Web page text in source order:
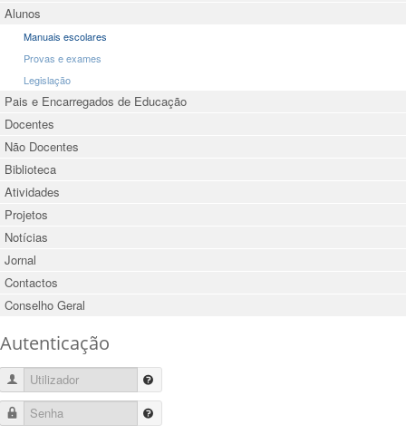
Alunos
Manuais escolares
Provas e exames
Legislação
Pais e Encarregados de Educação
Docentes
Não Docentes
Biblioteca
Atividades
Projetos
Notícias
Jornal
Contactos
Conselho Geral
Autenticação
Utilizador
Senha